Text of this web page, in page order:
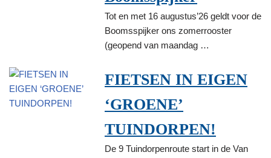
Tot en met 16 augustus’26 geldt voor de
Boomsspijker ons zomerrooster
(geopend van maandag …
FIETSEN IN EIGEN
‘GROENE’
TUINDORPEN!
De 9 Tuindorpenroute start in de Van